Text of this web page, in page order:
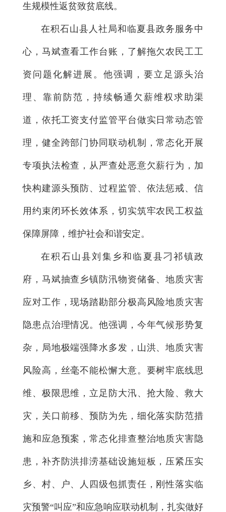
生规模性返贫致贫底线。
在积石山县人社局和临夏县政务服务中
心，马斌查看工作台账，了解拖欠农民工工
资问题化解进展。他强调，要立足源头治
理、靠前防范，持续畅通欠薪维权求助渠
道，依托工资支付监管平台做实日常动态管
理，健全跨部门协同联动机制，常态化开展
专项执法检查，从严查处恶意欠薪行为，加
快构建源头预防、过程监管、依法惩戒、信
用约束闭环长效体系，切实筑牢农民工权益
保障屏障，维护社会和谐安定。
在积石山县刘集乡和临夏县刁祁镇政
府，马斌抽查乡镇防汛物资储备、地质灾害
应对工作，现场踏勘部分极高风险地质灾害
隐患点治理情况。他强调，今年气候形势复
杂，局地极端强降水多发，山洪、地质灾害
风险高，丝毫不能松懈大意。要树牢底线思
维、极限思维，立足防大汛、抢大险、救大
灾，关口前移、预防为先，细化落实防范措
施和应急预案，常态化排查整治地质灾害隐
患，补齐防洪排涝基础设施短板，压紧压实
乡、村、户、人四级包抓责任，刚性落实临
灾预警“叫应”和应急响应联动机制，扎实做好